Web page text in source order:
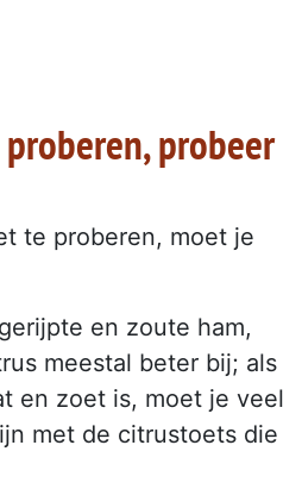
probeer
te proberen, moet je
en zoute ham,
meestal beter bij; als
en zoet is, moet je veel
met de citrustoets die